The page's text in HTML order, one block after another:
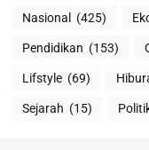
Nasional (425)
Pendidikan (153)
Lifstyle (69)
Sejarah (15)